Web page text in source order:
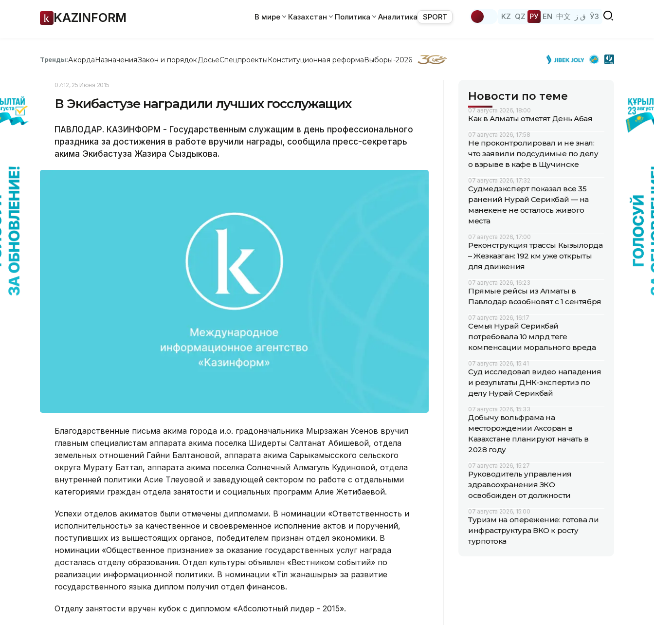
KAZINFORM В мире Казахстан Политика Аналитика SPORT KZ QZ РУ EN 中文 ق ز ЎЗ
Тренды:АкордаНазначенияЗакон и порядок ДосьеСпецпроектыКонституционная реформаВыборы-2026
07:12, 25 Июня 2015
В Экибастузе наградили лучших госслужащих
ПАВЛОДАР. КАЗИНФОРМ - Государственным служащим в день профессионального
праздника за достижения в работе вручили награды, сообщила пресс-секретарь
акима Экибастуза Жазира Сыздыкова.
Благодарственные письма акима города и.о. градоначальника Мырзажан Усенов вручил
главным специалистам аппарата акима поселка Шидерты Салтанат Абишевой, отдела
земельных отношений Гайни Балтановой, аппарата акима Сарыкамысского сельского
округа Мурату Баттал, аппарата акима поселка Солнечный Алмагуль Кудиновой, отдела
внутренней политики Асие Тлеуовой и заведующей сектором по работе с отдельными
категориями граждан отдела занятости и социальных программ Алие Жетибаевой.
Успехи отделов акиматов были отмечены дипломами. В номинации «Ответственность и
исполнительность» за качественное и своевременное исполнение актов и поручений,
поступивших из вышестоящих органов, победителем признан отдел экономики. В
номинации «Общественное признание» за оказание государственных услуг награда
досталась отделу образования. Отдел культуры объявлен «Вестником событий» по
реализации информационной политики. В номинации «Тіл жанашыры» за развитие
государственного языка диплом получил отдел финансов.
Отделу занятости вручен кубок с дипломом «Абсолютный лидер - 2015».
Новости по теме
07 августа 2026, 18:00
Как в Алматы отметят День Абая
07 августа 2026, 17:58
Не проконтролировал и не знал:
что заявили подсудимые по делу
о взрыве в кафе в Щучинске
07 августа 2026, 17:32
Судмедэксперт показал все 35
ранений Нурай Серикбай — на
манекене не осталось живого
места
07 августа 2026, 17:00
Реконструкция трассы Кызылорда
– Жезказган: 192 км уже открыты
для движения
07 августа 2026, 16:23
Прямые рейсы из Алматы в
Павлодар возобновят с 1 сентября
07 августа 2026, 16:17
Семья Нурай Серикбай
потребовала 10 млрд теңге
компенсации морального вреда
07 августа 2026, 15:41
Суд исследовал видео нападения
и результаты ДНК-экспертиз по
делу Нурай Серикбай
07 августа 2026, 15:33
Добычу вольфрама на
месторождении Аксоран в
Казахстане планируют начать в
2028 году
07 августа 2026, 15:27
Руководитель управления
здравоохранения ЗКО
освобожден от должности
07 августа 2026, 15:00
Туризм на опережение: готова ли
инфраструктура ВКО к росту
турпотока